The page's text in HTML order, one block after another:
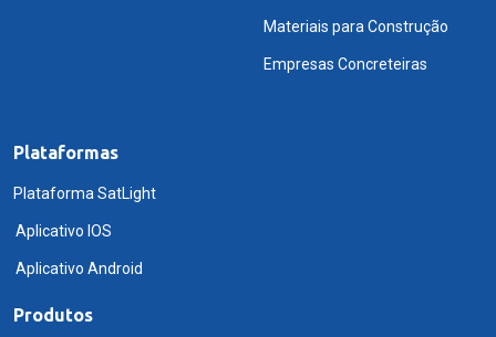
Materiais para Construção
Empresas Concreteiras
Plataformas
Plataforma SatLight
Aplicativo IOS
Aplicativo Android
Produtos